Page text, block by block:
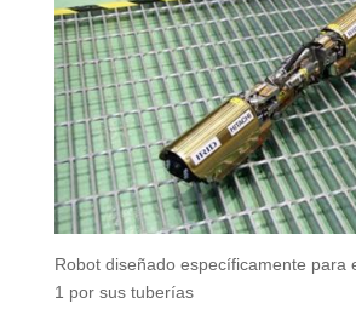
Robot diseñado específicamente para
1 por sus tuberías